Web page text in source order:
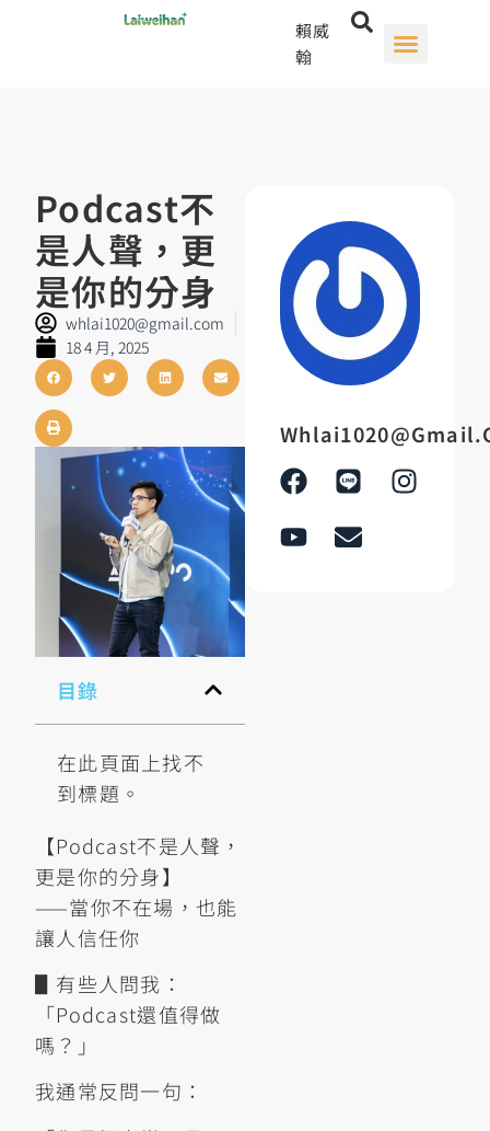
賴威
翰
Podcast不
是人聲，更
是你的分身
whlai1020@gmail.com
18 4 月, 2025
目錄
在此頁面上找不
到標題。
【Podcast不是人聲，
更是你的分身】
——當你不在場，也能
讓人信任你
▋有些人問我：
「Podcast還值得做
嗎？」
我通常反問一句：